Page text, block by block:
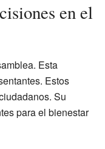
en el
Esta
Estos
Su
para el bienestar